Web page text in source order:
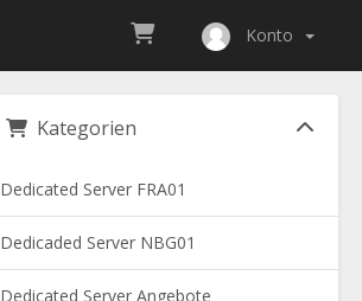
Konto
Kategorien
Dedicated Server FRA01
Dedicaded Server NBG01
Dedicated Server Angebote